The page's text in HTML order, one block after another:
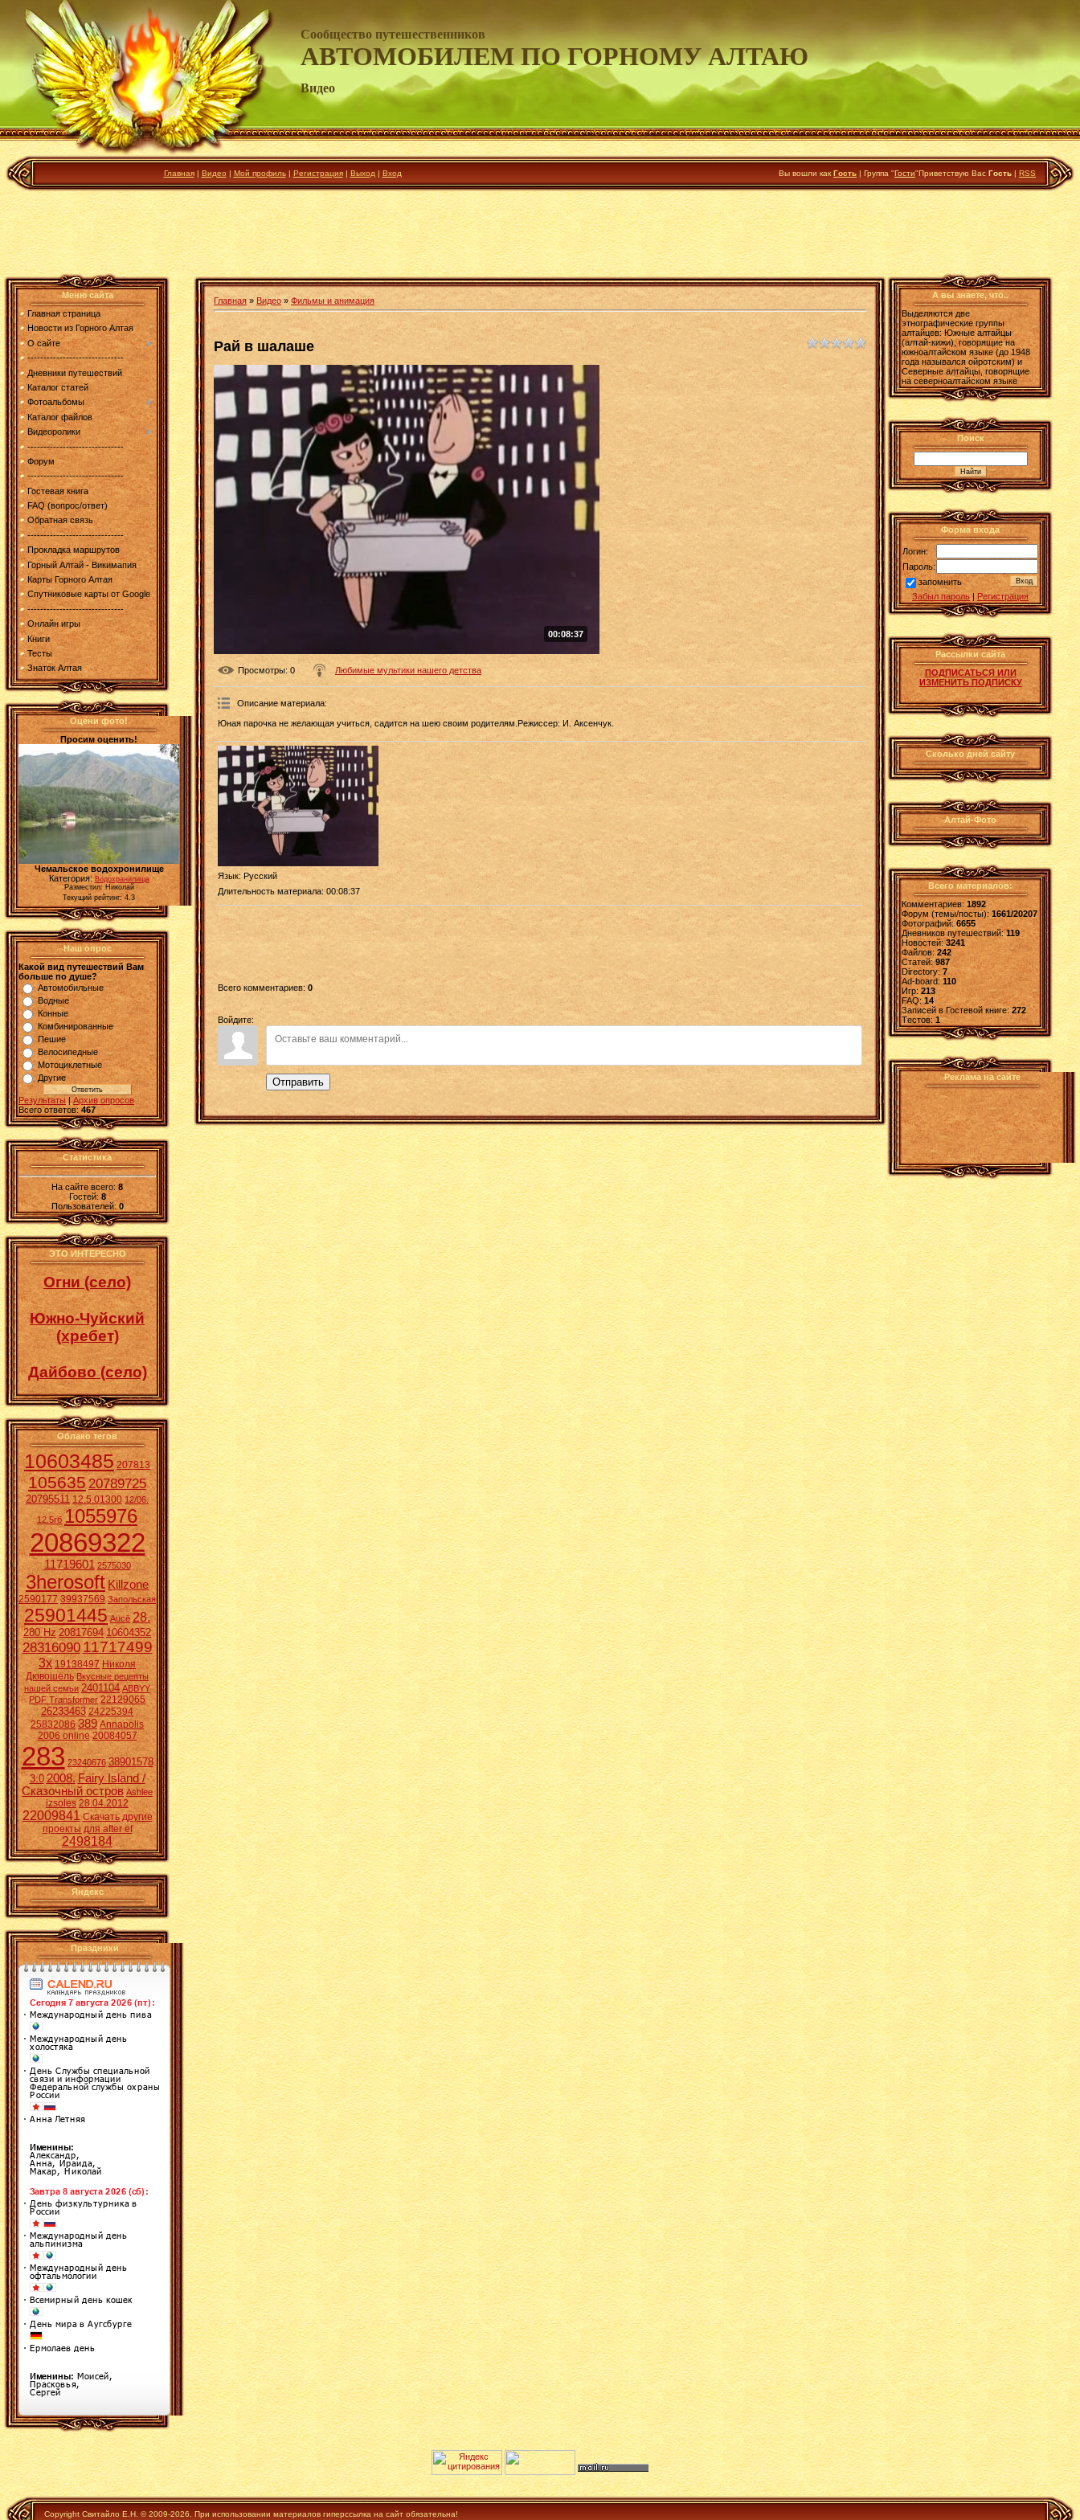
Сообщество путешественников
АВТОМОБИЛЕМ ПО ГОРНОМУ АЛТАЮ
Видео
Главная| Видео| Мой профиль| Регистрация| Выход | Вход Вы вошли как Гость | Группа "Гости"Приветствую Вас Гость | RSS
Меню сайта
Главная страница
Новости из Горного Алтая
О сайте
------------------------------
Дневники путешествий
Каталог статей
Фотоальбомы
Каталог файлов
Видеоролики
------------------------------
Форум
------------------------------
Гостевая книга
FAQ (вопрос/ответ)
Обратная связь
------------------------------
Прокладка маршрутов
Горный Алтай - Викимапия
Карты Горного Алтая
Спутниковые карты от Google
------------------------------
Онлайн игры
Книги
Тесты
Знаток Алтая
Оцени фото!
Просим оценить!
Чемальское водохронилище
Категория:Водохранилища
Разместил: Николай
Текущий рейтинг: 4.3
Наш опрос
Какой вид путешествий Вам
больше по душе?
Автомобильные
Водные
Конные
Комбинированные
Пешие
Велосипедные
Мотоциклетные
Другие
Результаты |Архив опросов
Всего ответов: 467
Статистика
На сайте всего:8
Гостей:8
Пользователей: 0
ЭТО ИНТЕРЕСНО
Огни (село)
Южно-Чуйский
(хребет)
Дайбово (село)
Облако тегов
10603485 207813
10563520789725
20795511 12.5.01300 12/06.
12.5гб 1055976
20869322
11719601 2575030
3herosoft Killzone
2590177 39937569 Запольская
25901445 Aucē 28.
280 Hz 20817694 10604352
2831609011717499
3x 19138497 Николя
Дювошель Вкусные рецепты
нашей семьи 2401104 ABBYY
PDF Transformer 22129065
26233463 24225394
25832086 389 Annapolis
2006 online 20084057
283 23240676 38901578
3:0 2008. Fairy Island /
Сказочный остров Ashlee
izsoles 28.04.2012
22009841 Скачать другие
проекты для after ef
2498184
Яндекс
Праздники
Главная » Видео» Фильмы и анимация
Рай в шалаше
00:08:37
Просмотры: 0 Любимые мультики нашего детства
Описание материала:
Юная парочка не желающая учиться, садится на шею своим родителям.Режиссер: И. Аксенчук.
Язык: Русский
Длительность материала: 00:08:37
Всего комментариев: 0
Войдите:
Отправить
А вы знаете, что..
Выделяются две
этнографические группы
алтайцев: Южные алтайцы
(алтай-кижи), говорящие на
южноалтайском языке (до 1948
года назывался ойротским) и
Северные алтайцы, говорящие
на северноалтайском языке
Поиск
Форма входа
Логин:
Пароль:
запомнить
Забыл пароль | Регистрация
Рассылки сайта
ПОДПИСАТЬСЯ ИЛИ
ИЗМЕНИТЬ ПОДПИСКУ
Сколько дней сайту
Алтай-Фото
Всего материалов:
Комментариев: 1892
Форум (темы/посты):1661/20207
Фотографий:6655
Дневников путешествий:119
Новостей:3241
Файлов: 242
Статей:987
Directory: 7
Ad-board:110
Игр: 213
FAQ:14
Записей в Гостевой книге:272
Tестов: 1
Реклама на сайте
Copyright Свитайло Е.Н. © 2009-2026. При использовании материалов гиперссылка на сайт обязательна!